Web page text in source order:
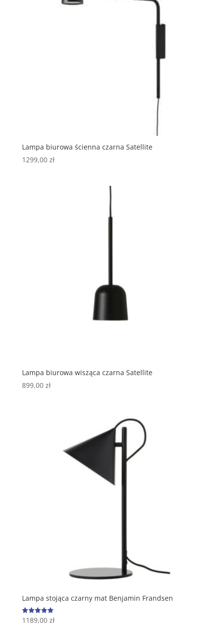
Lampa biurowa ścienna czarna Satellite
1299,00 zł
Lampa biurowa wisząca czarna Satellite
899,00 zł
Lampa stojąca czarny mat Benjamin Frandsen
Oceniono
5.00
1189,00 zł